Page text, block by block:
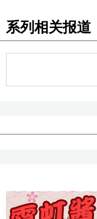
系列相关报道